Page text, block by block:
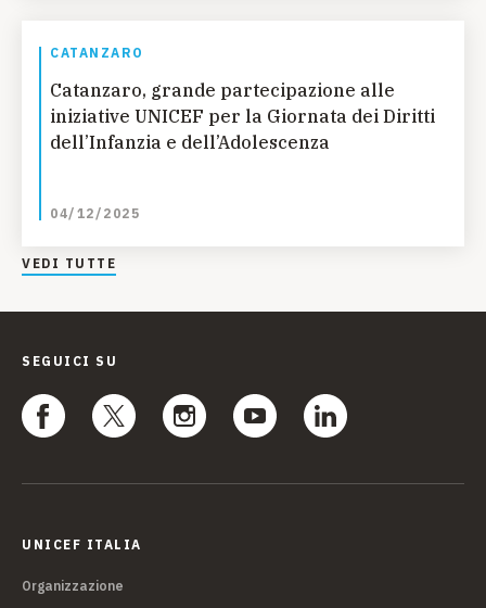
CATANZARO
Catanzaro, grande partecipazione alle
iniziative UNICEF per la Giornata dei Diritti
dell’Infanzia e dell’Adolescenza
04/12/2025
VEDI TUTTE
SEGUICI SU
UNICEF ITALIA
Organizzazione